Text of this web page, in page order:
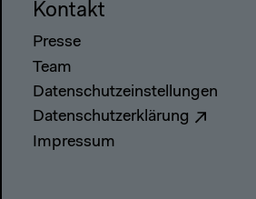
Kontakt
Presse
Team
Datenschutzeinstellungen
Datenschutzerklärung
Impressum